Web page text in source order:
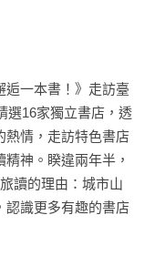
逅一本書！》走訪臺
選16家獨立書店，透
熱情，走訪特色書店
神。睽違兩年半，
讀的理由：城市山
認識更多有趣的書店